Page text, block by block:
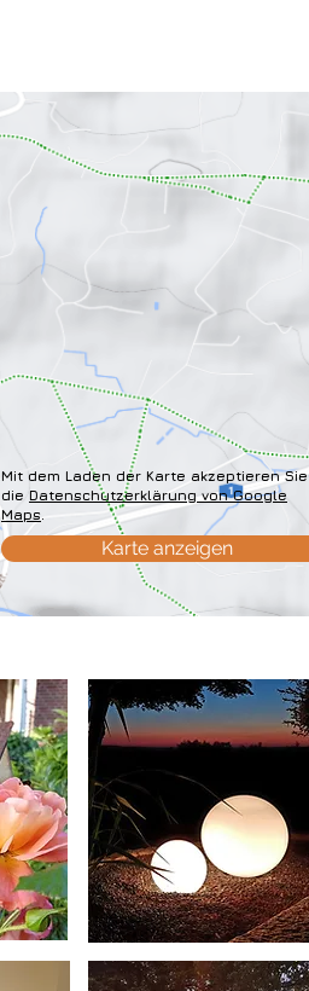
Mit dem Laden der Karte akzeptieren Sie
die Datenschutzerklärung von Google
Maps.
Karte anzeigen